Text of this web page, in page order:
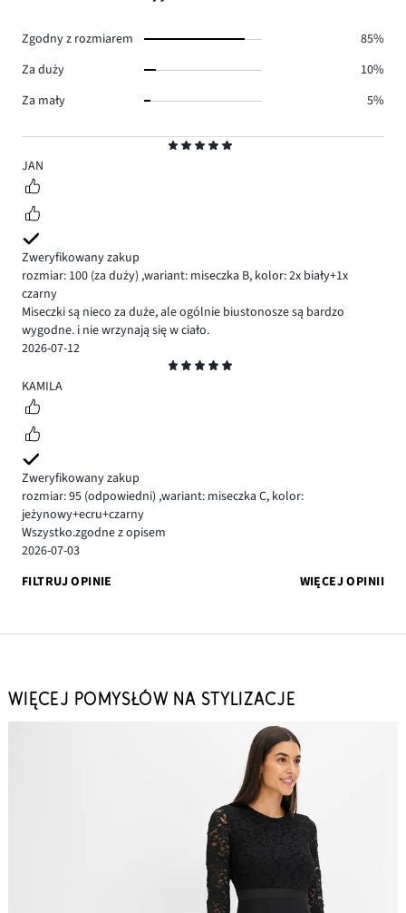
5
JAN
Zweryfikowany zakup
rozmiar: 100 (za duży) ,wariant: miseczka B, kolor: 2x biały+1x
czarny
Miseczki są nieco za duże, ale ogólnie biustonosze są bardzo
wygodne. i nie wrzynają się w ciało.
2026-07-12
5
KAMILA
Zweryfikowany zakup
rozmiar: 95 (odpowiedni) ,wariant: miseczka C, kolor:
jeżynowy+ecru+czarny
Wszystko.zgodne z opisem
2026-07-03
FILTRUJ OPINIE
WIĘCEJ OPINII
Zgodny z rozmiarem
85%
Za duży
10%
Za mały
5%
WIĘCEJ POMYSŁÓW NA STYLIZACJE